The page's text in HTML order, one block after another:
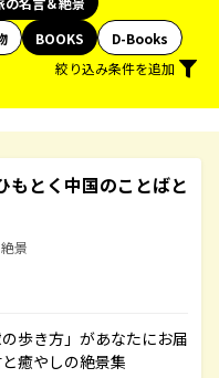
BOOKS
D-Books
絞り込み条件を追加
もとく中国のことばと
景
歩き方」があなたにお届
癒やしの絶景集